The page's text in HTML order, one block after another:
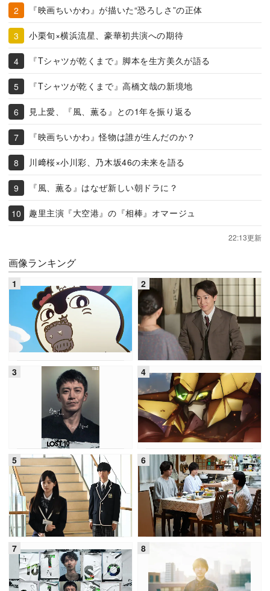
『映画ちいかわ』が描いた“恐ろしさ”の正体
小栗旬×横浜流星、豪華初共演への期待
『Tシャツが乾くまで』脚本を生方美久が語る
『Tシャツが乾くまで』高橋文哉の新境地
見上愛、『風、薫る』との1年を振り返る
『映画ちいかわ』怪物は誰が生んだのか？
川﨑桜×小川彩、乃木坂46の未来を語る
『風、薫る』はなぜ新しい朝ドラに？
趣里主演『大空港』の『相棒』オマージュ
22:13更新
画像ランキング